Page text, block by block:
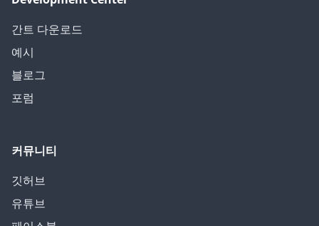
간트 다운로드
예시
블로그
포럼
커뮤니티
깃허브
유튜브